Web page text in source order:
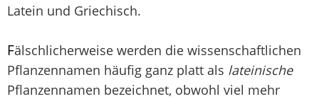
Latein und Griechisch.
Fälschlicherweise werden die wissenschaftlichen
Pflanzennamen häufig ganz platt als lateinische
Pflanzennamen bezeichnet, obwohl viel mehr